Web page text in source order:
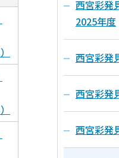
西宮彩発
2025年度
西宮彩
西宮彩発
西宮彩発